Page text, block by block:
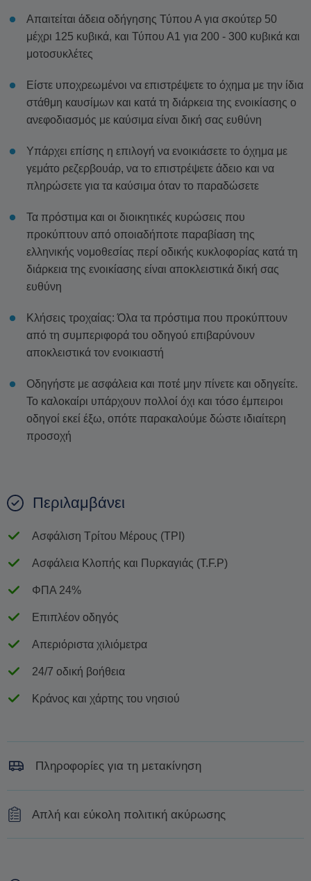
Απαιτείται άδεια οδήγησης Τύπου Α για σκούτερ 50
μέχρι 125 κυβικά, και Τύπου Α1 για 200 - 300 κυβικά και
μοτοσυκλέτες
Είστε υποχρεωμένοι να επιστρέψετε το όχημα με την ίδια
στάθμη καυσίμων και κατά τη διάρκεια της ενοικίασης ο
ανεφοδιασμός με καύσιμα είναι δική σας ευθύνη
Υπάρχει επίσης η επιλογή να ενοικιάσετε το όχημα με
γεμάτο ρεζερβουάρ, να το επιστρέψετε άδειο και να
πληρώσετε για τα καύσιμα όταν το παραδώσετε
Τα πρόστιμα και οι διοικητικές κυρώσεις που
προκύπτουν από οποιαδήποτε παραβίαση της
ελληνικής νομοθεσίας περί οδικής κυκλοφορίας κατά τη
διάρκεια της ενοικίασης είναι αποκλειστικά δική σας
ευθύνη
Κλήσεις τροχαίας: Όλα τα πρόστιμα που προκύπτουν
από τη συμπεριφορά του οδηγού επιβαρύνουν
αποκλειστικά τον ενοικιαστή
Οδηγήστε με ασφάλεια και ποτέ μην πίνετε και οδηγείτε.
Το καλοκαίρι υπάρχουν πολλοί όχι και τόσο έμπειροι
οδηγοί εκεί έξω, οπότε παρακαλούμε δώστε ιδιαίτερη
προσοχή
Περιλαμβάνει
Ασφάλιση Τρίτου Μέρους (TPI)
Ασφάλεια Κλοπής και Πυρκαγιάς (T.F.P)
ΦΠΑ 24%
Επιπλέον οδηγός
Απεριόριστα χιλιόμετρα
24/7 οδική βοήθεια
Κράνος και χάρτης του νησιού
Πληροφορίες για τη μετακίνηση
σε καταλύματα κοντά στη Χώρα χωρίς επιπλέον χρέωση
Απλή και εύκολη πολιτική ακύρωσης